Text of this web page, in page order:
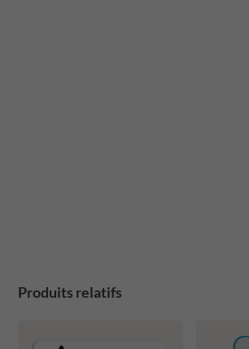
Produits relatifs